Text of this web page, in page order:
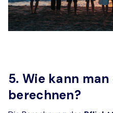
5. Wie kann
berechnen?